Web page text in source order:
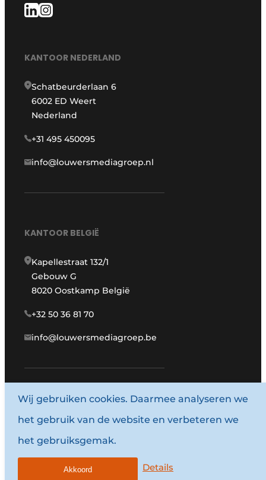
KANTOOR NEDERLAND
Schatbeurderlaan 6
6002 ED Weert
Nederland
+31 495 450095
info@louwersmediagroep.nl
KANTOOR BELGIË
Kapellestraat 132/1
Gebouw G
8020 Oostkamp België
+32 50 36 81 70
info@louwersmediagroep.be
www.louwersmediagroep.com
© 1987 - 2026 Louwersmediagroep.
Algemene voorwaarden
Wij gebruiken cookies. Daarmee analyseren we
het gebruik van de website en verbeteren we
het gebruiksgemak.
Details
Akkoord